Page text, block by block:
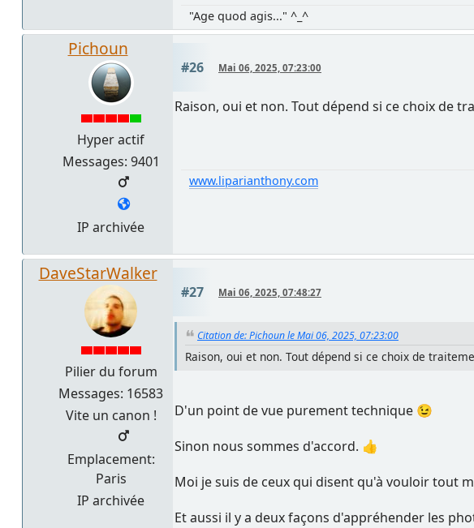
"Age quod agis..." ^_^
Pichoun
Hyper actif
Messages: 9401
IP archivée
#26 Mai 06, 2025, 07:23:00
Raison, oui et non. Tout dépend si ce choix de
www.liparianthony.com
DaveStarWalker
Pilier du forum
Messages: 16583
Vite un canon !
Emplacement:
Paris
IP archivée
#27 Mai 06, 2025, 07:48:27
Citation de: Pichoun le Mai 06, 2025, 07:23:00
Raison, oui et non. Tout dépend si ce choix de
D'un point de vue purement technique 😉
Sinon nous sommes d'accord. 👍
Moi je suis de ceux qui disent qu'à vouloir tout
Et aussi il y a deux façons d'appréhender les